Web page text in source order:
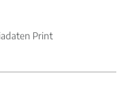
Print